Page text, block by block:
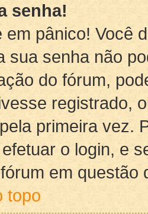
senha!
em pânico! Você
sua senha não
do fórum,
registrado,
primeira vez.
o login, e
em questão
topo